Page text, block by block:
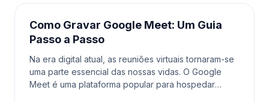
Como Gravar Google Meet: Um Guia
Passo a Passo
Na era digital atual, as reuniões virtuais tornaram-se
uma parte essencial das nossas vidas. O Google
Meet é uma plataforma popular para hospedar